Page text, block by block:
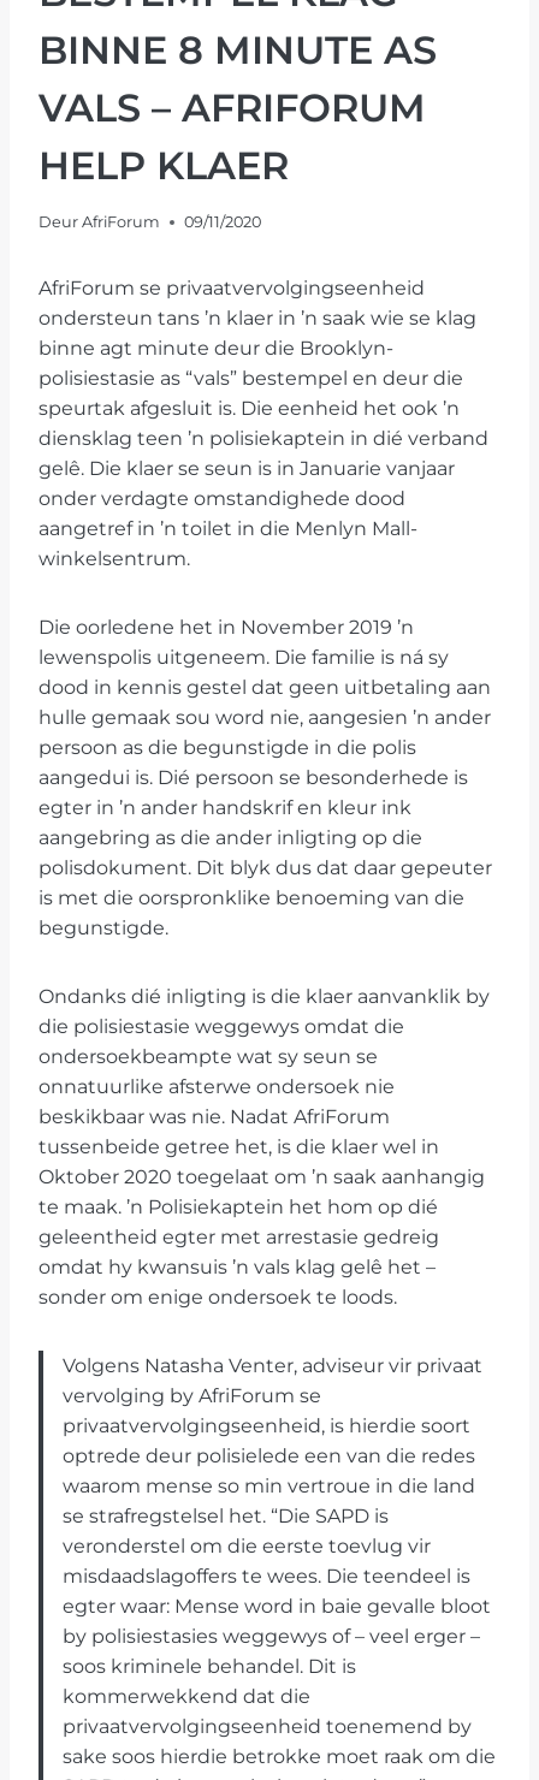
BINNE 8 MINUTE AS
VALS – AFRIFORUM
HELP KLAER
Deur AfriForum 09/11/2020
AfriForum se privaatvervolgingseenheid
ondersteun tans ’n klaer in ’n saak wie se klag
binne agt minute deur die Brooklyn-
polisiestasie as “vals” bestempel en deur die
speurtak afgesluit is. Die eenheid het ook ’n
diensklag teen ’n polisiekaptein in dié verband
gelê. Die klaer se seun is in Januarie vanjaar
onder verdagte omstandighede dood
aangetref in ’n toilet in die Menlyn Mall-
winkelsentrum.
Die oorledene het in November 2019 ’n
lewenspolis uitgeneem. Die familie is ná sy
dood in kennis gestel dat geen uitbetaling aan
hulle gemaak sou word nie, aangesien ’n ander
persoon as die begunstigde in die polis
aangedui is. Dié persoon se besonderhede is
egter in ’n ander handskrif en kleur ink
aangebring as die ander inligting op die
polisdokument. Dit blyk dus dat daar gepeuter
is met die oorspronklike benoeming van die
begunstigde.
Ondanks dié inligting is die klaer aanvanklik by
die polisiestasie weggewys omdat die
ondersoekbeampte wat sy seun se
onnatuurlike afsterwe ondersoek nie
beskikbaar was nie. Nadat AfriForum
tussenbeide getree het, is die klaer wel in
Oktober 2020 toegelaat om ’n saak aanhangig
te maak. ’n Polisiekaptein het hom op dié
geleentheid egter met arrestasie gedreig
omdat hy kwansuis ’n vals klag gelê het –
sonder om enige ondersoek te loods.
Volgens Natasha Venter, adviseur vir privaat
vervolging by AfriForum se
privaatvervolgingseenheid, is hierdie soort
optrede deur polisielede een van die redes
waarom mense so min vertroue in die land
se strafregstelsel het. “Die SAPD is
veronderstel om die eerste toevlug vir
misdaadslagoffers te wees. Die teendeel is
egter waar: Mense word in baie gevalle bloot
by polisiestasies weggewys of – veel erger –
soos kriminele behandel. Dit is
kommerwekkend dat die
privaatvervolgingseenheid toenemend by
sake soos hierdie betrokke moet raak om die